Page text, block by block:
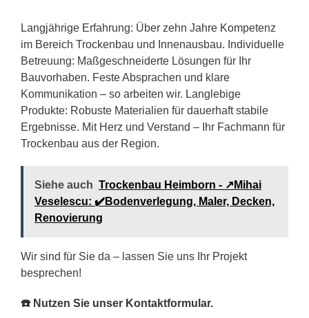
Langjährige Erfahrung: Über zehn Jahre Kompetenz
im Bereich Trockenbau und Innenausbau. Individuelle
Betreuung: Maßgeschneiderte Lösungen für Ihr
Bauvorhaben. Feste Absprachen und klare
Kommunikation – so arbeiten wir. Langlebige
Produkte: Robuste Materialien für dauerhaft stabile
Ergebnisse. Mit Herz und Verstand – Ihr Fachmann für
Trockenbau aus der Region.
Siehe auch Trockenbau Heimborn - ↗️Mihai
Veselescu: ✔️Bodenverlegung, Maler, Decken,
Renovierung
Wir sind für Sie da – lassen Sie uns Ihr Projekt
besprechen!
☎️ Nutzen Sie unser Kontaktformular.